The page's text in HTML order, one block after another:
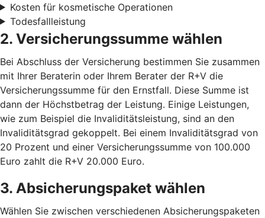
Kosten für kosmetische Operationen
Todesfallleistung
2. Versicherungssumme wählen
Bei Abschluss der Versicherung bestimmen Sie zusammen
mit Ihrer Beraterin oder Ihrem Berater der R+V die
Versicherungssumme für den Ernstfall. Diese Summe ist
dann der Höchstbetrag der Leistung. Einige Leistungen,
wie zum Beispiel die Invaliditätsleistung, sind an den
Invaliditätsgrad gekoppelt. Bei einem Invaliditätsgrad von
20 Prozent und einer Versicherungssumme von 100.000
Euro zahlt die R+V 20.000 Euro.
3. Absicherungspaket wählen
Wählen Sie zwischen verschiedenen Absicherungspaketen